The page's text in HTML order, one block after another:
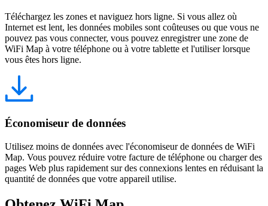
Téléchargez les zones et naviguez hors ligne. Si vous allez où
Internet est lent, les données mobiles sont coûteuses ou que vous ne
pouvez pas vous connecter, vous pouvez enregistrer une zone de
WiFi Map à votre téléphone ou à votre tablette et l'utiliser lorsque
vous êtes hors ligne.
Économiseur de données
Utilisez moins de données avec l'économiseur de données de WiFi
Map. Vous pouvez réduire votre facture de téléphone ou charger des
pages Web plus rapidement sur des connexions lentes en réduisant la
quantité de données que votre appareil utilise.